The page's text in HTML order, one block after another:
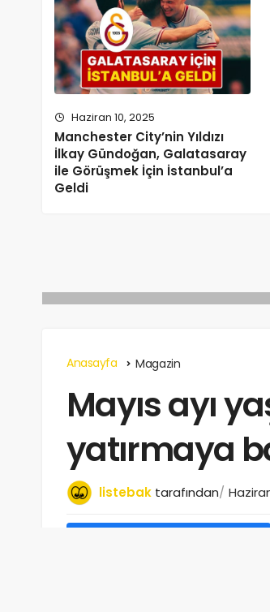
Haziran 10, 2025
Manchester City’nin Yıldızı
İlkay Gündoğan, Galatasaray
ile Görüşmek İçin İstanbul’a
Geldi
Anasayfa Magazin
Mayıs ayı
yatırmaya
listebak tarafından